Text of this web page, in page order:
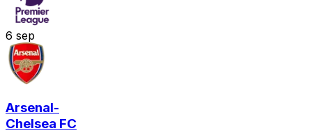
6 sep
Arsenal-
Chelsea FC